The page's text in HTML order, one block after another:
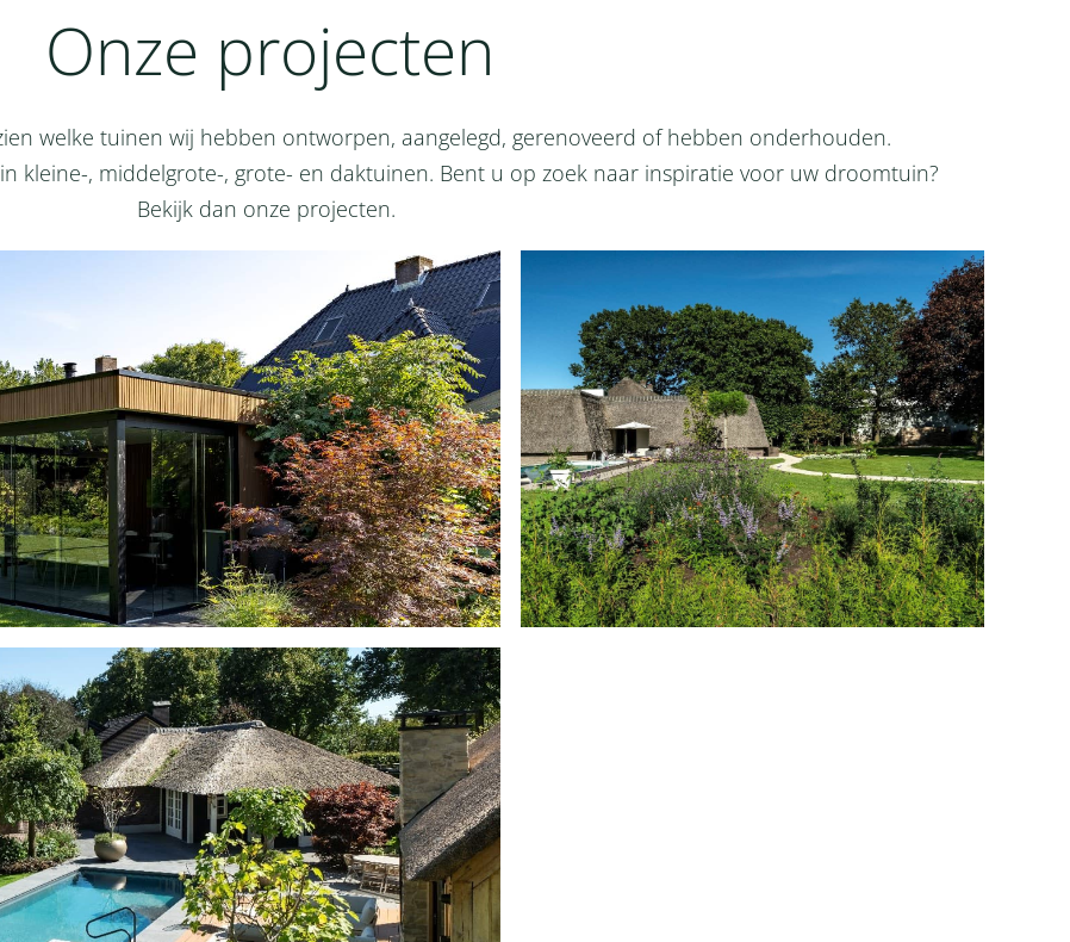
Onze projecten
welke tuinen wij hebben ontworpen, aangelegd, gerenoveerd of hebben onderhouden.
kleine-, middelgrote-, grote- en daktuinen. Bent u op zoek naar inspiratie voor uw droomtuin?
Bekijk dan onze projecten.
Herbruikte tuin
Grote tuin